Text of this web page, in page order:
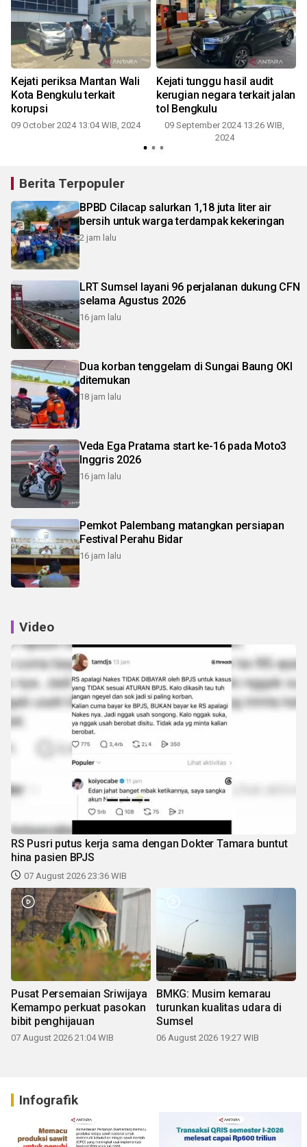
Kejati periksa Mantan Wali
Kota Bengkulu terkait
korupsi
09 October 2024 13:04 WIB, 2024
Kejati tunggu hasil audit
kerugian negara terkait jalan
tol Bengkulu
09 September 2024 13:26 WIB,
2024
Berita Terpopuler
BPBD Cilacap salurkan 1,18 juta liter air
bersih untuk warga terdampak kekeringan
2 jam lalu
LRT Sumsel layani 96 perjalanan dukung CFN
selama Agustus 2026
16 jam lalu
Dua korban tenggelam di Sungai Baung OKI
ditemukan
18 jam lalu
Veda Ega Pratama start ke-16 pada Moto3
Inggris 2026
16 jam lalu
Pemkot Palembang matangkan persiapan
Festival Perahu Bidar
16 jam lalu
Video
RS Pusri putus kerja sama dengan Dokter Tamara buntut
hina pasien BPJS
07 August 2026 23:36 WIB
Pusat Persemaian Sriwijaya
Kemampo perkuat pasokan
bibit penghijauan
07 August 2026 21:04 WIB
BMKG: Musim kemarau
turunkan kualitas udara di
Sumsel
06 August 2026 19:27 WIB
Infografik